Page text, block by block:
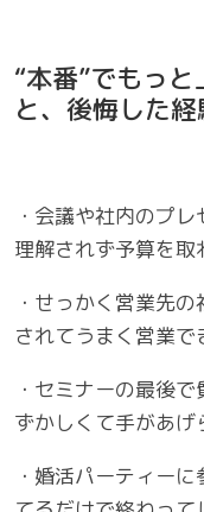
“本番”でもっ
と、後悔した
・会議や社内のプ
理解されず予算を
・せっかく営業先
されてうまく営業
・セミナーの最後
ずかしくて手があ
・婚活パーティー